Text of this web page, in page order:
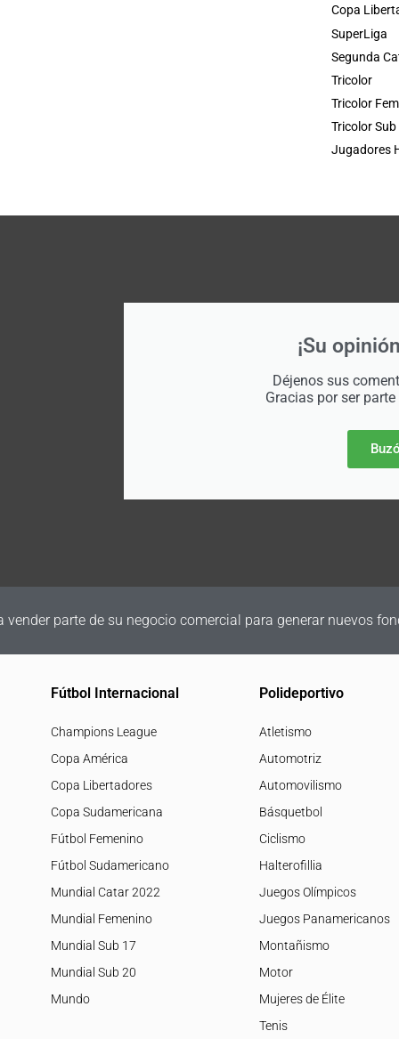
Copa
SuperLiga
Segunda
Tricolor
Tricolor
Tricolor Sub
Jugadores
¡Su
Déjenos sus
Gracias por ser
vender parte de su negocio comercial para generar nuevos
Fútbol Internacional
Champions League
Copa América
Copa Libertadores
Copa Sudamericana
Fútbol Femenino
Fútbol Sudamericano
Mundial Catar 2022
Mundial Femenino
Mundial Sub 17
Mundial Sub 20
Mundo
Polideportivo
Atletismo
Automotriz
Automovilismo
Básquetbol
Ciclismo
Halterofillia
Juegos Olímpicos
Juegos Panamericanos
Montañismo
Motor
Mujeres de Élite
Tenis